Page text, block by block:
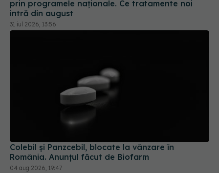
intră din august
31 iul 2026, 13:56
Colebil și Panzcebil, blocate la vânzare în
România. Anunțul făcut de Biofarm
04 aug 2026, 19:47